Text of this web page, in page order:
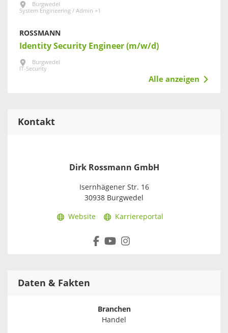
Burgwedel
System Engineering / Admin +1
ROSSMANN
Identity Security Engineer (m/w/d)
Burgwedel
IT-Security
Alle anzeigen
Kontakt
Dirk Rossmann GmbH
Isernhägener Str. 16
30938 Burgwedel
Website Karriereportal
Daten & Fakten
Branchen
Handel